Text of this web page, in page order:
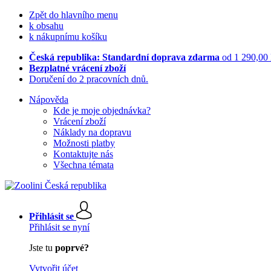
Zpět do hlavního menu
k obsahu
k nákupnímu košíku
Česká republika: Standardní doprava zdarma od 1 290,00
Bezplatné vrácení zboží
Doručení do 2 pracovních dnů.
Nápověda
Kde je moje objednávka?
Vrácení zboží
Náklady na dopravu
Možnosti platby
Kontaktujte nás
Všechna témata
Přihlásit se
Přihlásit se nyní
Jste tu poprvé?
Vytvořit účet